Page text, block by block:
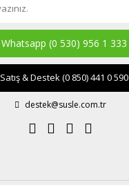
Whatsapp (0 530) 956 1 333
Satış & Destek(0 850) 441 0 590
destek@susle.com.tr